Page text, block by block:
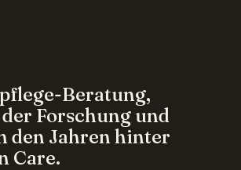
Beratung,
Forschung und
den Jahren hinter
Care.